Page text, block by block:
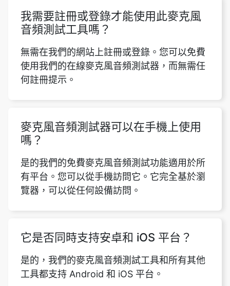
我需要註冊或登錄才能使用此麥克風
音頻測試工具嗎？
無需在我們的網站上註冊或登錄。您可以免費
使用我們的在線麥克風音頻測試器，而無需任
何註冊提示。
麥克風音頻測試器可以在手機上使用
嗎？
是的我們的免費麥克風音頻測試功能適用於所
有平台。您可以從手機訪問它。它完全基於瀏
覽器，可以從任何設備訪問。
它是否同時支持安卓和 iOS 平台？
是的，我們的麥克風音頻測試工具和所有其他
工具都支持 Android 和 iOS 平台。